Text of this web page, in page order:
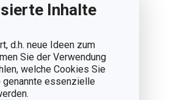
Inhalte
d.h. neue Ideen zum
Sie der Verwendung
welche Cookies Sie
genannte essenzielle